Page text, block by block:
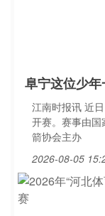
阜宁这位少年
江南时报讯 近
开赛。赛事由
箭协会主办
2026-08-05